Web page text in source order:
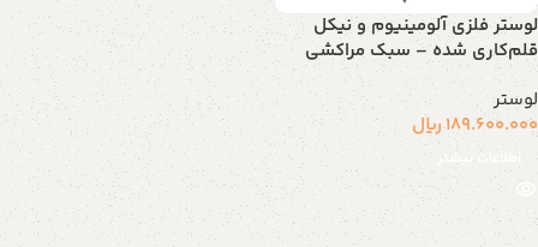
لوستر فلزی آلومینیوم و نیکل
قلم‌کاری شده – سبک مراکشی
لوستر
189.600.000 ریال
اطلاعات بیشتر